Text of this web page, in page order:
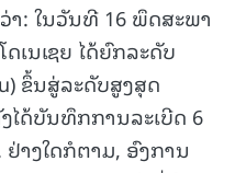
າ: ໃນວັນທີ 16 ພຶດສະພາ
ເນເຊຍ ໄດ້ຍົກລະດັບ
ຂຶ້ນສູ່ລະດັບສູງສຸດ
ໄດ້ບັນທຶກການລະເບີດ 6
າງໃດກໍຕາມ, ອົງການ